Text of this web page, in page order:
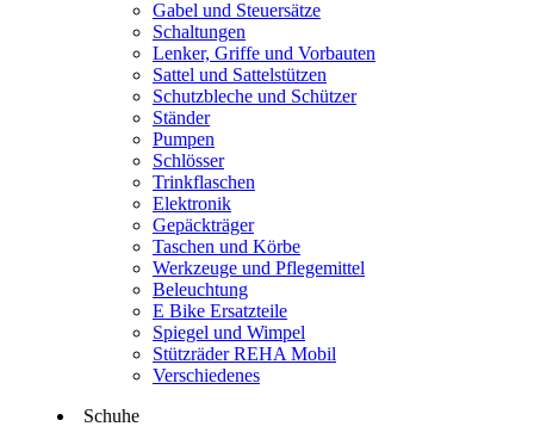
Gabel und Steuersätze
Schaltungen
Lenker, Griffe und Vorbauten
Sattel und Sattelstützen
Schutzbleche und Schützer
Ständer
Pumpen
Schlösser
Trinkflaschen
Elektronik
Gepäckträger
Taschen und Körbe
Werkzeuge und Pflegemittel
Beleuchtung
E Bike Ersatzteile
Spiegel und Wimpel
Stützräder REHA Mobil
Verschiedenes
Schuhe